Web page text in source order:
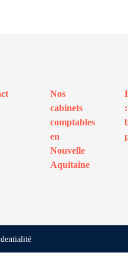
Nos
cabinets
comptables
en
Nouvelle
Aquitaine